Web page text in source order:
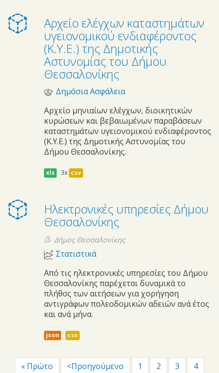
Αρχείο ελέγχων καταστημάτων
υγειονομικού ενδιαφέροντος
(Κ.Υ.Ε.) της Δημοτικής
Αστυνομίας του Δήμου
Θεσσαλονίκης
Δημόσια Ασφάλεια
Αρχείο μηνιαίων ελέγχων, διοικητικών
κυρώσεων και βεβαιωμένων παραβάσεων
καταστημάτων υγειονομικού ενδιαφέροντος
(Κ.Υ.Ε.) της Δημοτικής Αστυνομίας του
Δήμου Θεσσαλονίκης.
xls 3x csv
Ηλεκτρονικές υπηρεσίες Δήμου
Θεσσαλονίκης
Δήμος Θεσσαλονίκης
Στατιστικά
Από τις ηλεκτρονικές υπηρεσίες του Δήμου
Θεσσαλονίκης παρέχεται δυναμικά το
πλήθος των αιτήσεων για χορήγηση
αντιγράφων πολεοδομικών αδειών ανά έτος
και ανά μήνα.
json csv
« Πρώτο <Προηγούμενο 1 2 3
4